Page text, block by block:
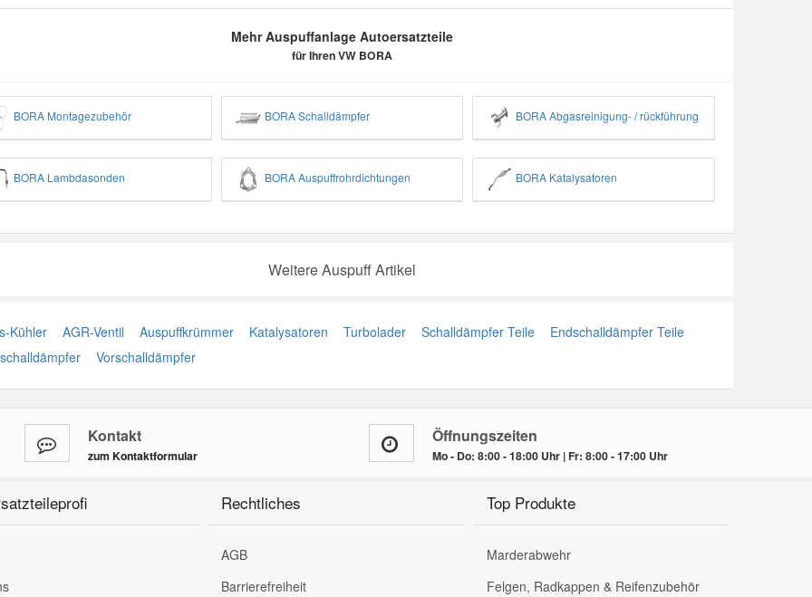
Mehr Auspuffanlage Autoersatzteile
für Ihren VW BORA
BORA Montagezubehör BORA Schalldämpfer BORA Abgasreinigung- / rückführung
BORA Lambdasonden BORA Auspuffrohrdichtungen BORA Katalysatoren
Weitere Auspuff Artikel
Kühler AGR-Ventil Auspuffkrümmer Katalysatoren Turbolader Schalldämpfer Teile
Endschalldämpfer Teile
Vorschalldämpfer
Kontakt
zum Kontaktformular
Öffnungszeiten
Mo - Do: 8:00 - 18:00 Uhr | Fr: 8:00 - 17:00 Uhr
Rechtliches
AGB
Barrierefreiheit
Top Produkte
Marderabwehr
Felgen, Radkappen & Reifenzubehör